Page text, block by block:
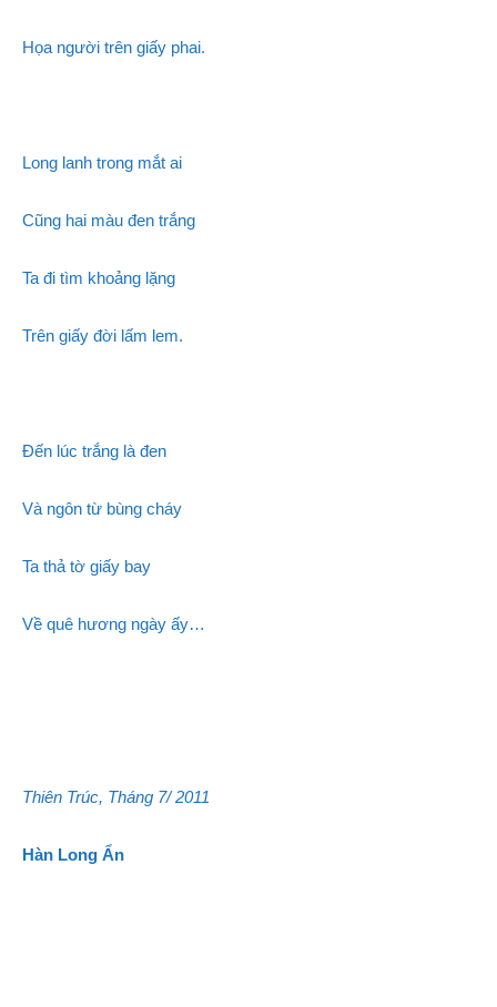
Họa người trên giấy phai.
Long lanh trong mắt ai
Cũng hai màu đen trắng
Ta đi tìm khoảng lặng
Trên giấy đời lấm lem.
Đến lúc trắng là đen
Và ngôn từ bùng cháy
Ta thả tờ giấy bay
Về quê hương ngày ấy…
Thiên Trúc, Tháng 7/ 2011
Hàn Long Ẩn